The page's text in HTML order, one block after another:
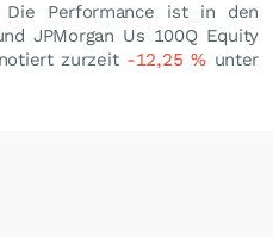
Performance ist in den
JPMorgan Us 100Q Equity
zurzeit -12,25%unter